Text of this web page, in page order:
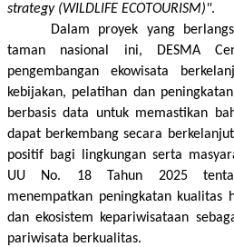
strategy (WILDLIFE ECOTOURISM)".
Dalam proyek yang
taman nasional ini, DESMA
pengembangan ekowisata
kebijakan, pelatihan dan
berbasis data untuk memastikan
dapat berkembang secara
positif bagi lingkungan serta
UU No. 18 Tahun 2025
menempatkan peningkatan kualitas
dan ekosistem kepariwisataan
pariwisata berkualitas.